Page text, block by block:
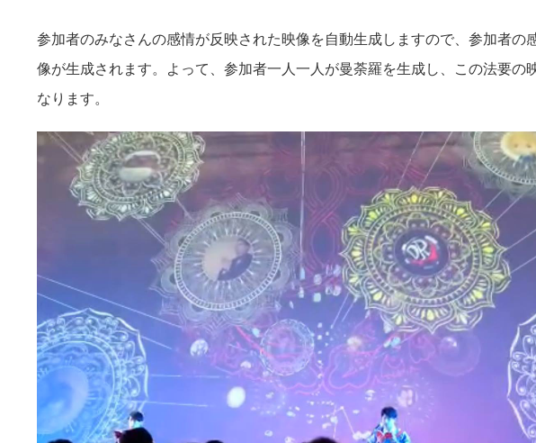
参加者のみなさんの感情が反映された映像を自動生成しますので、参加者の
像が生成されます。よって、参加者一人一人が曼荼羅を生成し、この法要の
なります。